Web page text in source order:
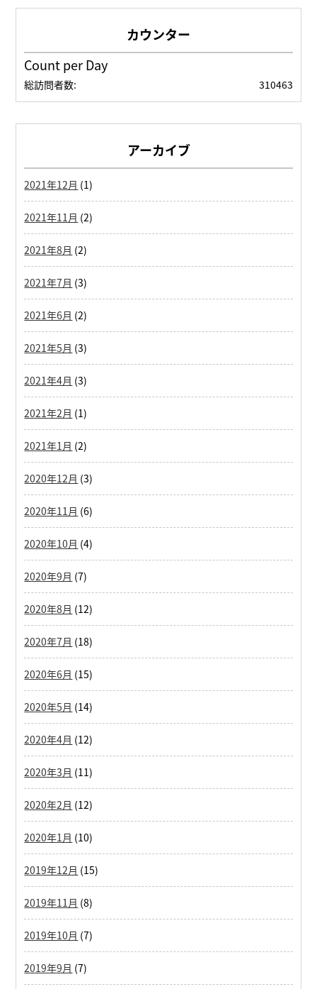
Count per Day
310463
総訪問者数:
アーカイブ
2021年12月 (1)
2021年11月 (2)
2021年8月 (2)
2021年7月 (3)
2021年6月 (2)
2021年5月 (3)
2021年4月 (3)
2021年2月 (1)
2021年1月 (2)
2020年12月 (3)
2020年11月 (6)
2020年10月 (4)
2020年9月 (7)
2020年8月 (12)
2020年7月 (18)
2020年6月 (15)
2020年5月 (14)
2020年4月 (12)
2020年3月 (11)
2020年2月 (12)
2020年1月 (10)
2019年12月 (15)
2019年11月 (8)
2019年10月 (7)
2019年9月 (7)